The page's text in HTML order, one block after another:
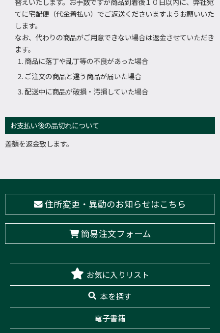
てに宅配便（代金着払い）でご返送くださいますようお願いいた
します。
なお、代わりの商品がご用意できない場合は返金させていただき
ます。
商品に落丁や乱丁等の不良があった場合
ご注文の商品と違う商品が届いた場合
配送中に商品が破損・汚損していた場合
お支払い後の品切れについて
差額を返金致します。
住所変更・異動のお知らせはこちら
簡易注文フォーム
お気に入りリスト
本を探す
電子書籍